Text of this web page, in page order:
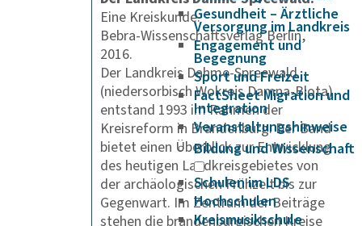
Gesundheit – Ärztliche
Versorgung im Landkreis
Engagement und
Begegnung
Sport und Freizeit
FactSheet Migration und
Integration
Veranstaltungshinweise
Bildung und Wissenschaft
Schulen im LDS
Hochschulen
Kreismusikschule
Eine Kreiskunde.
Bebra-Wissenschaftsverlag Berlin,
2016.
Der Landkreis Dahme-Spreewald
(niedersorbisch Wokrejs Damna-Blota)
entstand 1993 im Rahmen der
Kreisreform in Brandenburg. Der Band
bietet einen Überblick zur Entwicklung
des heutigen Landkreisgebietes von
der archäologischen Frühzeit bis zur
Gegenwart. Im Zentrum der Beiträge
stehen die brandenburgischen Kreise